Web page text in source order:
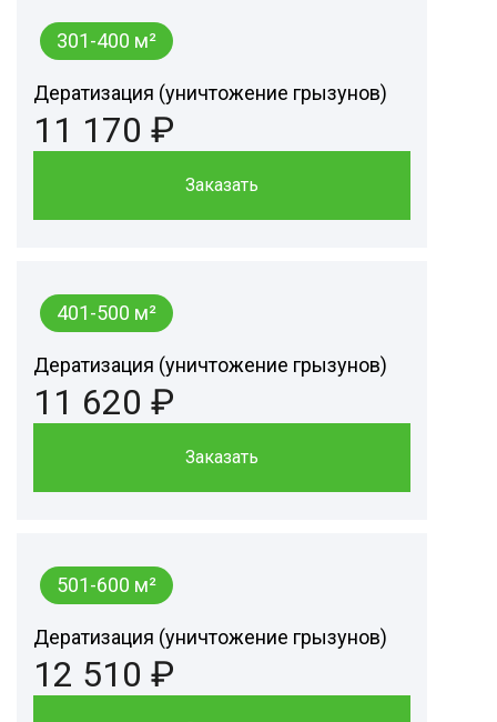
301-400 м²
Дератизация (уничтожение грызунов)
11 170 ₽
Заказать
401-500 м²
Дератизация (уничтожение грызунов)
11 620 ₽
Заказать
501-600 м²
Дератизация (уничтожение грызунов)
12 510 ₽